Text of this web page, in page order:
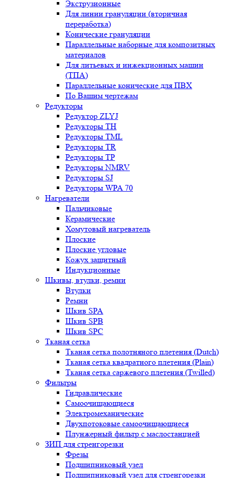
Экструзионные
Для линии грануляции (вторичная
переработка)
Конические грануляции
Параллельные наборные для композитных
материалов
Для литьевых и инжекционных машин
(ТПА)
Параллельные конические для ПВХ
По Вашим чертежам
Редукторы
Редуктор ZLYJ
Редукторы TH
Редукторы TML
Редукторы TR
Редукторы TP
Редукторы NMRV
Редукторы SJ
Редукторы WPA 70
Нагреватели
Пальчиковые
Керамические
Хомутовый нагреватель
Плоские
Плоские угловые
Кожух защитный
Индукционные
Шкивы, втулки, ремни
Втулки
Ремни
Шкив SPA
Шкив SPB
Шкив SPC
Тканая сетка
Тканая сетка полотняного плетения (Dutch)
Тканая сетка квадратного плетения (Plain)
Тканая сетка саржевого плетения (Twilled)
Фильтры
Гидравлические
Самоочищающиеся
Электромеханические
Двухпотоковые самоочищающиеся
Плунжерный фильтр с маслостанцией
ЗИП для стренгорезки
Фрезы
Подшипниковый узел
Подшипниковый узел для стренгорезки